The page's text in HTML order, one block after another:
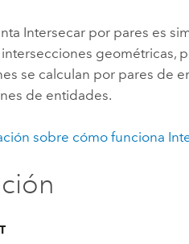
Intersecar por pares es
geométricas,
se calculan por pares de
de entidades.
sobre cómo funciona